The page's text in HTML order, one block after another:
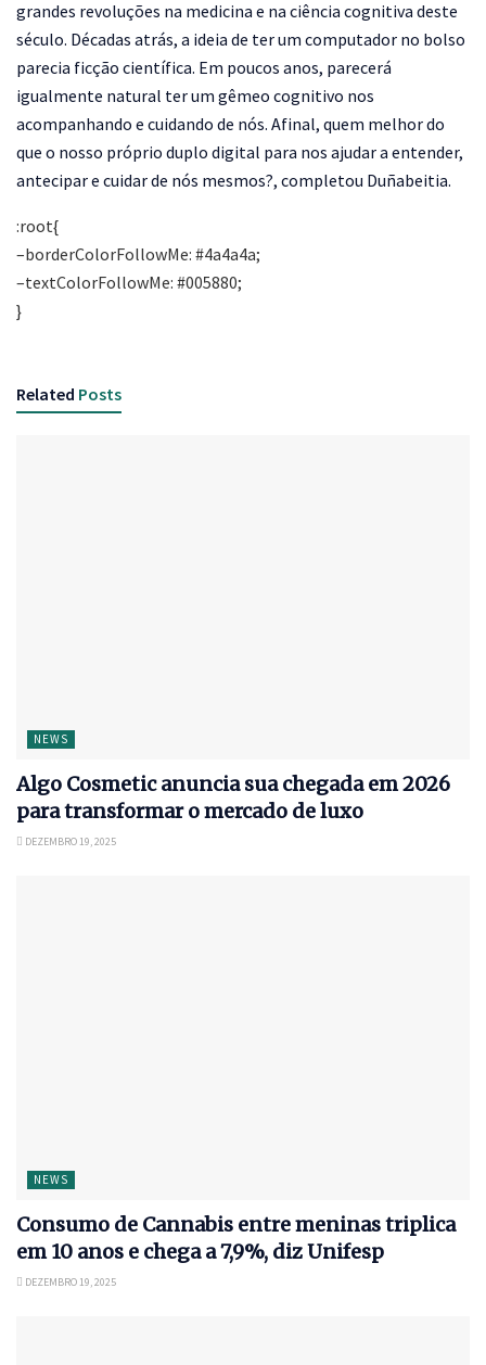
grandes revoluções na medicina e na ciência cognitiva deste
século. Décadas atrás, a ideia de ter um computador no bolso
parecia ficção científica. Em poucos anos, parecerá
igualmente natural ter um gêmeo cognitivo nos
acompanhando e cuidando de nós. Afinal, quem melhor do
que o nosso próprio duplo digital para nos ajudar a entender,
antecipar e cuidar de nós mesmos?, completou Duñabeitia.
:root{
–borderColorFollowMe: #4a4a4a;
–textColorFollowMe: #005880;
}
Related Posts
NEWS
Algo Cosmetic anuncia sua chegada em 2026
para transformar o mercado de luxo
DEZEMBRO 19, 2025
NEWS
Consumo de Cannabis entre meninas triplica
em 10 anos e chega a 7,9%, diz Unifesp
DEZEMBRO 19, 2025